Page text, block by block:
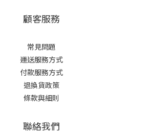
顧客服務
常見問題
運送服務方式
付款服務方式
退換貨政策
條款與細則
聯絡我們